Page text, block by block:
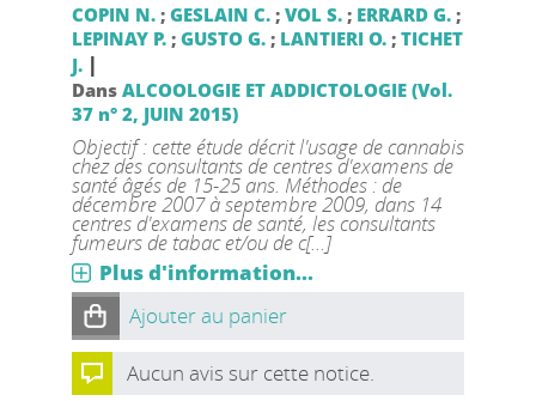
COPIN N.; GESLAIN C.; VOL S.; ERRARD G.;
LEPINAY P.; GUSTO G.; LANTIERI O.; TICHET
J. |
Dans ALCOOLOGIE ET ADDICTOLOGIE (Vol.
37 n° 2, JUIN 2015)
Objectif : cette étude décrit l'usage de cannabis
chez des consultants de centres d'examens de
santé âgés de 15-25 ans. Méthodes : de
décembre 2007 à septembre 2009, dans 14
centres d'examens de santé, les consultants
fumeurs de tabac et/ou de c[...]
Plus d'information...
Ajouter au panier
Aucun avis sur cette notice.